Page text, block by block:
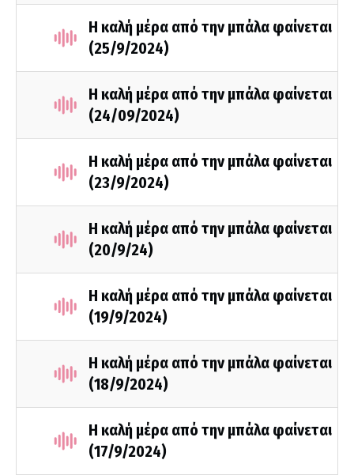
Η καλή μέρα από την μπάλα φαίνεται
(25/9/2024)
Η καλή μέρα από την μπάλα φαίνεται
(24/09/2024)
Η καλή μέρα από την μπάλα φαίνεται
(23/9/2024)
Η καλή μέρα από την μπάλα φαίνεται
(20/9/24)
Η καλή μέρα από την μπάλα φαίνεται
(19/9/2024)
Η καλή μέρα από την μπάλα φαίνεται
(18/9/2024)
Η καλή μέρα από την μπάλα φαίνεται
(17/9/2024)